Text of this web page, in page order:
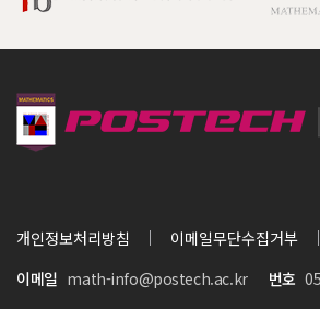
개인정보처리방침 이메일무단수집거부
이메일 math-info@postech.ac.kr 번호